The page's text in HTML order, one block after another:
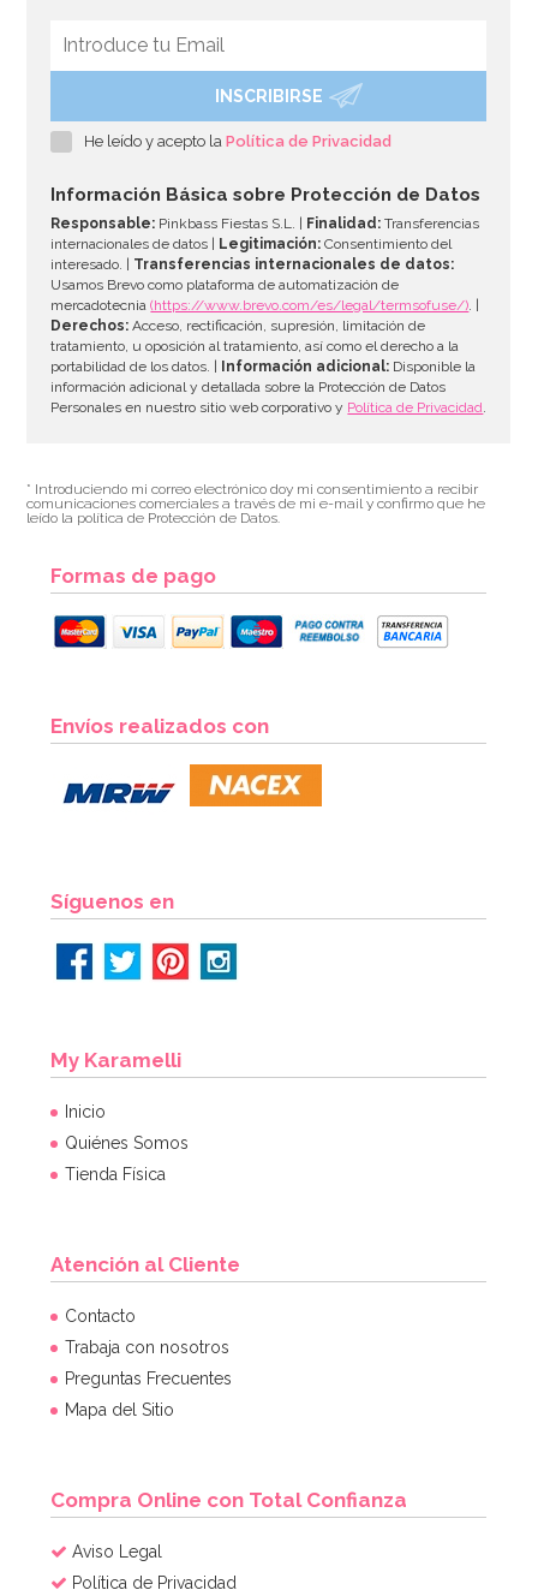
INSCRIBIRSE
He leído y acepto laPolítica de Privacidad
Información Básica sobre Protección de Datos
Responsable: Pinkbass Fiestas S.L. | Finalidad: Transferencias
internacionales de datos |
Legitimación: Consentimiento del
interesado. | Transferencias internacionales de datos:
Usamos Brevo como plataforma de automatización de
mercadotecnia(https://www.brevo.com/es/legal/termsofuse/). |
Derechos: Acceso, rectificación, supresión, limitación de
tratamiento, u oposición al tratamiento, así como el derecho a la
portabilidad de los datos. |
Información adicional: Disponible la
información adicional y detallada sobre la Protección de Datos
Personales en nuestro sitio web corporativo y Política de Privacidad.
* Introduciendo mi correo electrónico doy mi consentimiento a recibir
comunicaciones comerciales a través de mi e-mail y confirmo que he
leído la política de Protección de Datos.
Formas de pago
Envíos realizados con
Síguenos en
My Karamelli
Inicio
Quiénes Somos
Tienda Física
Atención al Cliente
Contacto
Trabaja con nosotros
Preguntas Frecuentes
Mapa del Sitio
Compra Online con Total Confianza
Aviso Legal
Política de Privacidad